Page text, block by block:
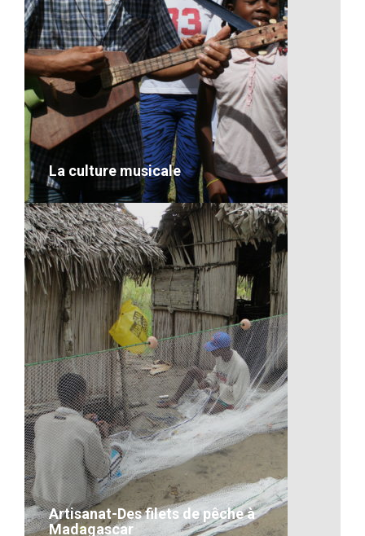
Il y a toujours de quoi s’amuser
VOIR LE DÉTAIL
La culture musicale
La culture musicale
VOIR LE DÉTAIL
Artisanat-Des filets de pêche à
Madagascar